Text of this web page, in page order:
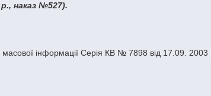
р., наказ №527).
інформації Серія КВ № 7898 від 17.09. 2003